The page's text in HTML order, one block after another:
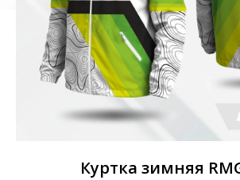
Куртка зимняя